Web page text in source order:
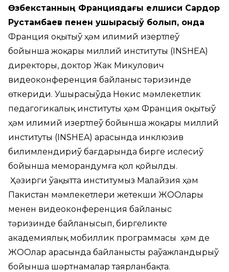
Өзбекстанның Франциядағы елшиси Сардор
Рустамбаев пенен ушырасыў болып, онда
Франция оқытыў ҳәм илимий изертлеў
бойынша жоқары миллий институты (INSHEA)
директоры, доктор Жак Микулович
видеоконференция байланыс тәризинде
өткериди. Ушырасыўда Нөкис мәмлекетлик
педагогикалық институты ҳәм Франция оқытыў
ҳәм илимий изертлеў бойынша жоқары миллий
институты (INSHEA) арасында инклюзив
билимлендириў бағдарында бирге ислесиў
бойынша меморандумға қол қойылды.
Ҳәзирги ўақытта институмыз Малайзия ҳәм
Пакистан мәмлекетлери жетекши ЖООлары
менен видеоконференция байланыс
тәризинде байланысып, биргеликте
академиялық мобиллик программасы ҳәм де
ЖООлар арасында байланысты раўажландырыў
бойынша шәртнамалар таярланбақта.